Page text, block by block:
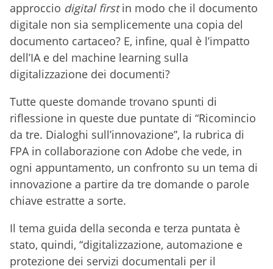
approccio digital firstin modo che il documento
digitale non sia semplicemente una copia del
documento cartaceo? E, infine, qual è l’impatto
dell’IA e del machine learning sulla
digitalizzazione dei documenti?
Tutte queste domande trovano spunti di
riflessione in queste due puntate di “Ricomincio
da tre. Dialoghi sull’innovazione”, la rubrica di
FPA in collaborazione con Adobe che vede, in
ogni appuntamento, un confronto su un tema di
innovazione a partire da tre domande o parole
chiave estratte a sorte.
Il tema guida della seconda e terza puntata è
stato, quindi, “digitalizzazione, automazione e
protezione dei servizi documentali per il